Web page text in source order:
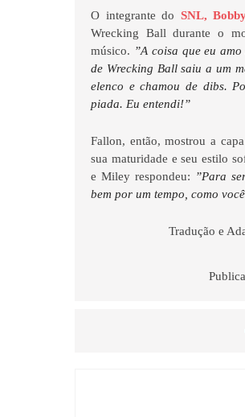
O integrante do SNL,
Wrecking Ball durante o
músico. ”A coisa que eu
de Wrecking Ball saiu a um
elenco e chamou de dibs.
piada. Eu entendi!”
Fallon, então, mostrou a
sua maturidade e seu estilo
e Miley respondeu: ”Para
bem por um tempo, como
Tradução e